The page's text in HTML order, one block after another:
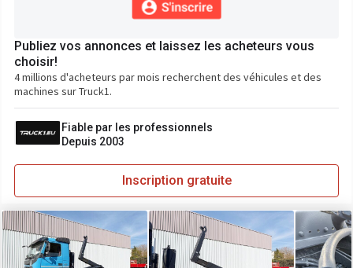
Publiez vos annonces et laissez les acheteurs vous
choisir!
4 millions d'acheteurs par mois recherchent des véhicules et des
machines sur Truck1.
Fiable par les professionnels
Depuis 2003
Inscription gratuite